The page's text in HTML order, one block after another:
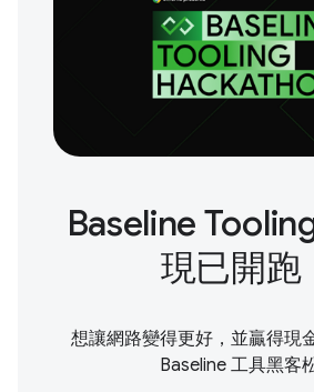
Baseline
現已開跑
想讓網路變得更好，並贏得現
Baseline 工具黑客